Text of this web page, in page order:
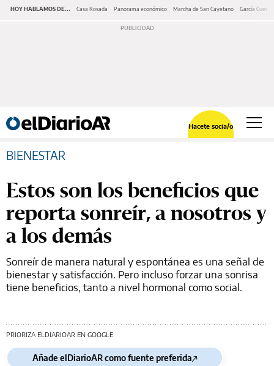
HOY HABLAMOS DE... Casa Rosada Panorama económico Marcha de San Cayetano García Cuerva
Hacete socia/o
BIENESTAR
Estos son los beneficios que
reporta sonreír, a nosotros y
a los demás
Sonreír de manera natural y espontánea es una señal de
bienestar y satisfacción. Pero incluso forzar una sonrisa
tiene beneficios, tanto a nivel hormonal como social.
PRIORIZA ELDIARIOAR EN GOOGLE
Añade elDiarioAR como fuente preferida